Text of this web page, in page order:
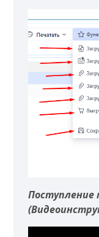
Поступление